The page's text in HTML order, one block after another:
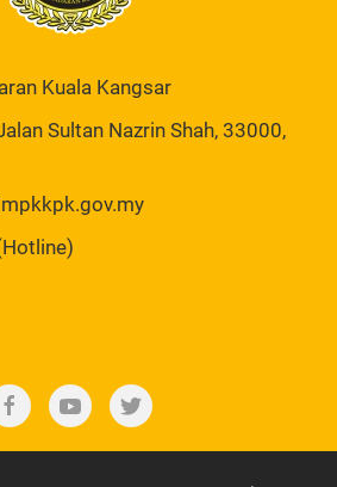
Kuala Kangsar
Sultan Nazrin Shah, 33000,